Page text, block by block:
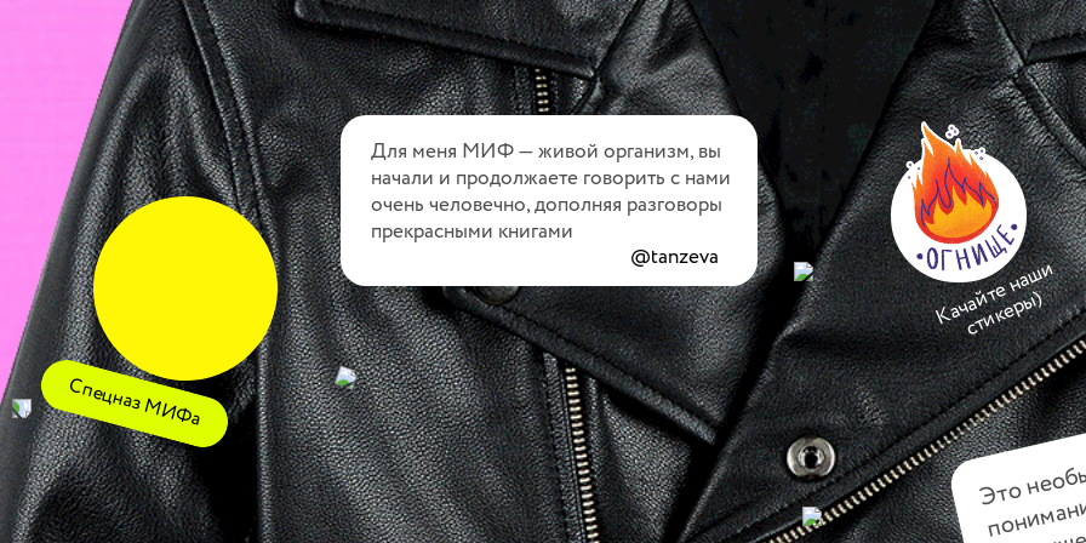
Спецназ МИФа
@tanzeva
Для меня МИФ — живой организм, вы
начали и продолжаете говорить с нами
очень человечно, дополняя разговоры
прекрасными книгами
К
а
ч
а
й
т
е
н
а
ш
и
с
т
и
к
е
р
ы
)